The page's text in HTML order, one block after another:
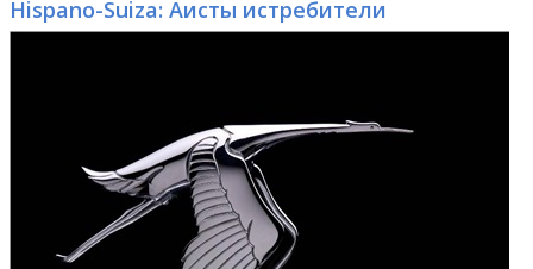
Hispano-Suiza: Аисты истребители